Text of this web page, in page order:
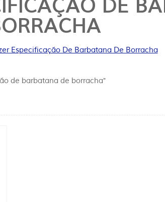
DE
Especificação De Barbatana De Borracha
de barbatana de borracha"